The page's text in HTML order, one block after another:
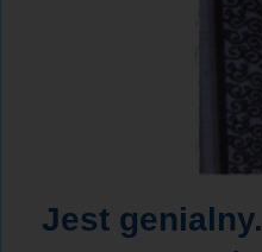
Jest genialny.